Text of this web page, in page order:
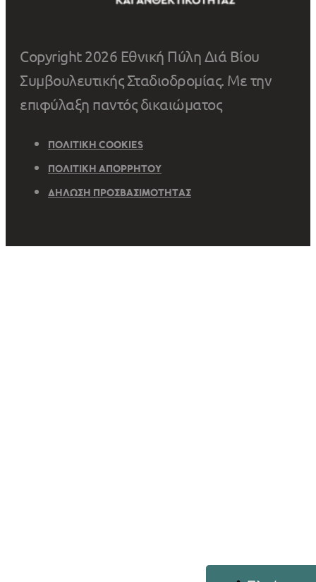
Copyright 2026 Εθνική Πύλη Διά Βίου
Συμβουλευτικής Σταδιοδρομίας. Με την
επιφύλαξη παντός δικαιώματος
ΠΟΛΙΤΙΚΉ COOKIES
ΠΟΛΙΤΙΚΉ ΑΠΟΡΡΉΤΟΥ
ΔΉΛΩΣΗ ΠΡΟΣΒΑΣΙΜΌΤΗΤΑΣ